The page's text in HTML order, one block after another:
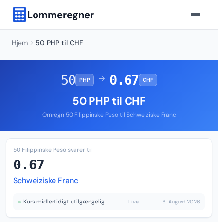
Lommeregner
Hjem 50 PHP til CHF
50 PHP → 0.67 CHF
50 PHP til CHF
Omregn 50 Filippinske Peso til Schweiziske Franc
50 Filippinske Peso svarer til
0.67
Schweiziske Franc
Kurs midlertidigt utilgængelig Live 8. August 2026